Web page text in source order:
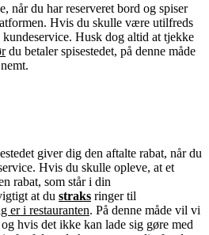
når du har reserveret bord og spiser
Hvis du skulle være utilfreds
Husk dog altid at tjekke
du betaler spisestedet, på denne måde
giver dig den aftalte rabat, når du
Hvis du skulle opleve, at et
rabat, som står i din
at du straks ringer til
er i restauranten. På denne måde vil vi
hvis det ikke kan lade sig gøre med